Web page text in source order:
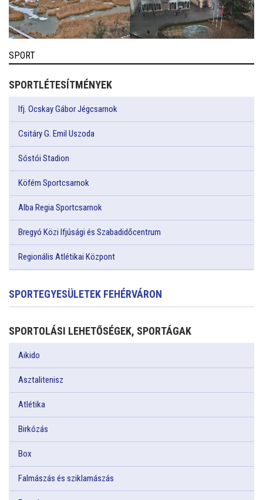
SPORT
SPORTLÉTESÍTMÉNYEK
Ifj. Ocskay Gábor Jégcsarnok
Csitáry G. Emil Uszoda
Sóstói Stadion
Köfém Sportcsarnok
Alba Regia Sportcsarnok
Bregyó Közi Ifjúsági és Szabadidőcentrum
Regionális Atlétikai Központ
SPORTEGYESÜLETEK FEHÉRVÁRON
SPORTOLÁSI LEHETŐSÉGEK, SPORTÁGAK
Aikido
Asztalitenisz
Atlétika
Birkózás
Box
Falmászás és sziklamászás